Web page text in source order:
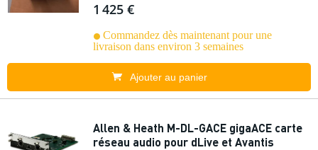
1 425 €
Commandez dès maintenant pour une
livraison dans environ 3 semaines
Ajouter au panier
Allen & Heath M-DL-GACE gigaACE carte
réseau audio pour dLive et Avantis